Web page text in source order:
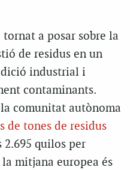
a posar sobre la
de residus en un
industrial i
contaminants.
comunitat autònoma
de tones de residus
2.695 quilos per
mitjana europea és